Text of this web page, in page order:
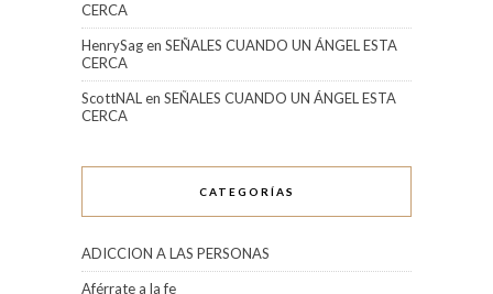
CERCA
HenrySagen SEÑALES CUANDO UN ÁNGEL ESTA
CERCA
ScottNAL en SEÑALES CUANDO UN ÁNGEL ESTA
CERCA
CATEGORÍAS
ADICCION A LAS PERSONAS
Aférrate a la fe